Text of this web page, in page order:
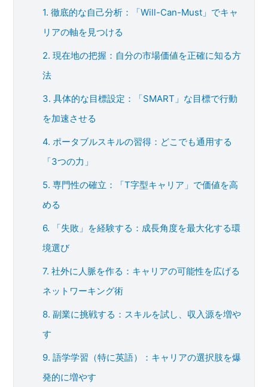
1. 徹底的な自己分析：「Will-Can-Must」でキャ
リアの軸を見つける
2. 現在地の把握：自分の市場価値を正確に知る方
法
3. 具体的な目標設定：「SMART」な目標で行動
を加速させる
4. ポータブルスキルの習得：どこでも通用する
「3つの力」
5. 専門性の確立：「T字型キャリア」で価値を高
める
6. 「失敗」を経験する：成長角度を最大化する環
境選び
7. 社外に人脈を作る：キャリアの可能性を広げる
ネットワーキング術
8. 副業に挑戦する：スキルを試し、収入源を増や
す
9. 語学学習（特に英語）：キャリアの選択肢を爆
発的に増やす